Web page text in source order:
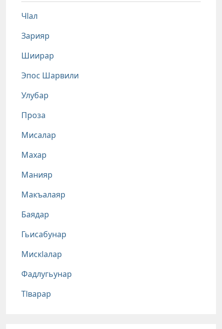
Чlал
Зарияр
Шиирар
Эпос Шарвили
Улубар
Проза
Мисалар
Махар
Манияр
Макъалаяр
Баядар
Гьисабунар
Мискlалар
Фадлугьунар
Тlварар